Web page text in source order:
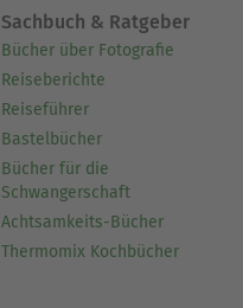
Sachbuch & Ratgeber
Bücher über Fotografie
Reiseberichte
Reiseführer
Bastelbücher
Bücher für die
Schwangerschaft
Achtsamkeits-Bücher
Thermomix Kochbücher